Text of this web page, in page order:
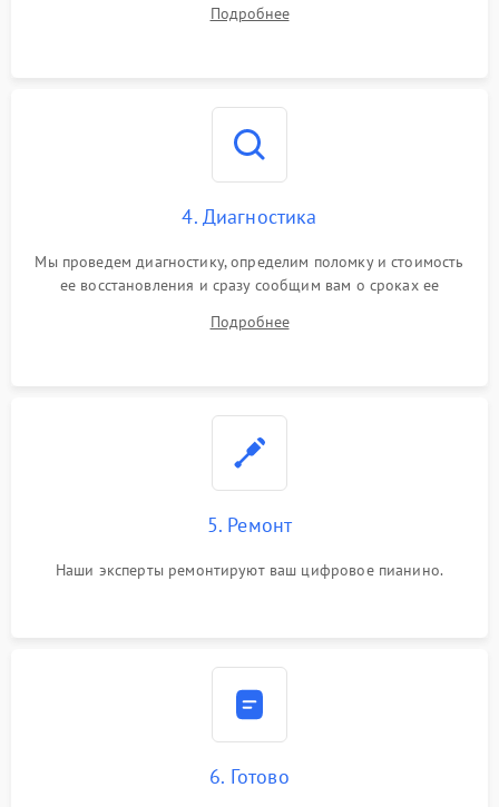
Подробнее
4. Диагностика
Мы проведем диагностику, определим поломку и стоимость
ее восстановления и сразу сообщим вам о сроках ее
Подробнее
5. Ремонт
Наши эксперты ремонтируют ваш цифровое пианино.
6. Готово